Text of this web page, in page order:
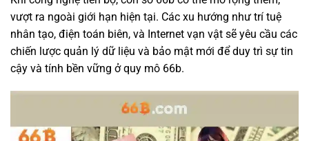
vượt ra ngoài giới hạn hiện tại. Các xu hướng như trí tuệ
nhân tạo, điện toán biên, và Internet vạn vật sẽ yêu cầu các
chiến lược quản lý dữ liệu và bảo mật mới để duy trì sự tin
cậy và tính bền vững ở quy mô 66b.